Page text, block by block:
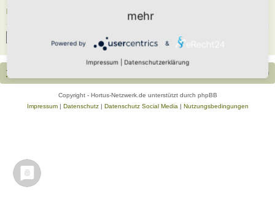
Datenschutzerklärung
UTC+02:00
Copyright - Hortus-Netzwerk.de unterstützt durch phpBB
Impressum| Datenschutz| Datenschutz Social Media Nutzungsbedingungen
mehr
Powered by &
Impressum Datenschutzerklärung